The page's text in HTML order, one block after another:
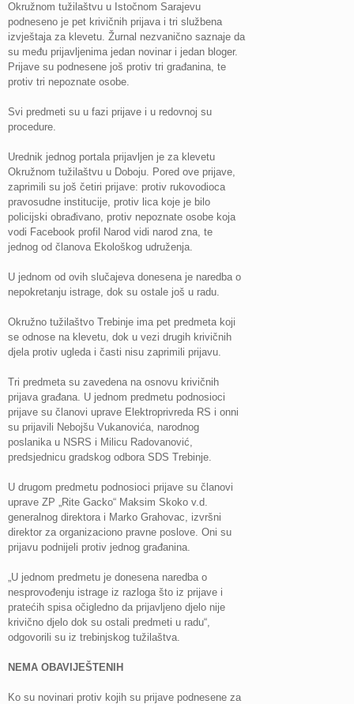
Okružnom tužilaštvu u Istočnom Sarajevu
podneseno je pet krivičnih prijava i tri službena
izvještaja za klevetu. Žurnal nezvanično saznaje da
su među prijavljenima jedan novinar i jedan bloger.
Prijave su podnesene još protiv tri građanina, te
protiv tri nepoznate osobe.
Svi predmeti su u fazi prijave i u redovnoj su
procedure.
Urednik jednog portala prijavljen je za klevetu
Okružnom tužilaštvu u Doboju.
Pored ove prijave,
zaprimili su još četiri prijave: protiv rukovodioca
pravosudne institucije, protiv lica koje je bilo
policijski obrađivano, protiv nepoznate osobe koja
vodi Facebook profil Narod vidi narod zna, te
jednog od članova Ekološkog udruženja.
U jednom od ovih slučajeva donesena je naredba o
nepokretanju istrage, dok su ostale još u radu.
Okružno tužilaštvo Trebinje ima pet predmeta koji
se odnose na klevetu, dok u vezi drugih krivičnih
djela protiv ugleda i časti nisu zaprimili prijavu.
Tri predmeta su zavedena na osnovu krivičnih
prijava građana. U jednom predmetu podnosioci
prijave su članovi uprave Elektroprivreda RS i onni
su prijavili Nebojšu Vukanovića, narodnog
poslanika u NSRS i Milicu Radovanović,
predsjednicu gradskog odbora SDS Trebinje.
U drugom predmetu podnosioci prijave su članovi
uprave ZP „Rite Gacko“ Maksim Skoko v.d.
generalnog direktora i Marko Grahovac, izvršni
direktor za organizaciono pravne poslove. Oni su
prijavu podnijeli protiv jednog građanina.
„U jednom predmetu je donesena naredba o
nesprovođenju istrage iz razloga što iz prijave i
pratećih spisa očigledno da prijavljeno djelo nije
krivično djelo dok su ostali predmeti u radu“,
odgovorili su iz trebinjskog tužilaštva.
NEMA OBAVIJEŠTENIH
Ko su novinari protiv kojih su prijave podnesene za